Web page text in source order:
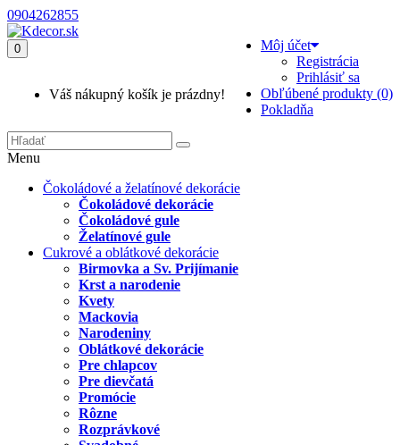
0904262855
Môj účet
Registrácia
Prihlásiť sa
Obľúbené produkty (0)
Pokladňa
0
Váš nákupný košík je prázdny!
Menu
Čokoládové a želatínové dekorácie
Čokoládové dekorácie
Čokoládové gule
Želatínové gule
Cukrové a oblátkové dekorácie
Birmovka a Sv. Prijímanie
Krst a narodenie
Kvety
Mackovia
Narodeniny
Oblátkové dekorácie
Pre chlapcov
Pre dievčatá
Promócie
Rôzne
Rozprávkové